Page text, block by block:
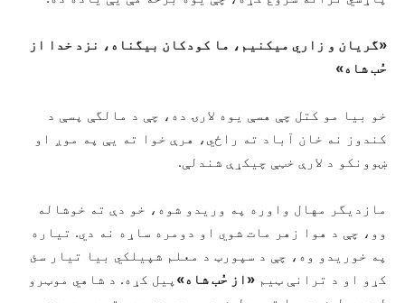
«گریان و زاري میکنیم، ما کودکان بیگناه، نزد خدا از
حُب شاه»
خو بیا مو کتل چې هسې یوه لارۍ ده، چې د مالگې پسې د
کندوز نه خان آباد ته راځي، هرې خوا ته یې په موږ او
ښوونکو د لارې خټې چیکړې شندلې.
مازدیگر مهال واوره په وریدو شوه، خو دې ته خوشاله
وو، چې د هوا زهر مات شوي او دومره ساړه نه دي. تیاره
په خوریدو وه، چې د سپورټ د معلم شپیلکي بیا تیار سئ
کړو او د ترانې ټیم «از حُب شاه» پیل کړه. د شاهي موټرو